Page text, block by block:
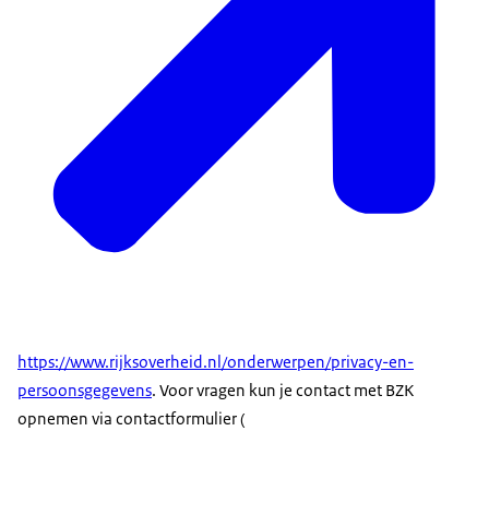
https://www.rijksoverheid.nl/onderwerpen/privacy-en-
persoonsgegevens. Voor vragen kun je contact met BZK
opnemen via contactformulier (